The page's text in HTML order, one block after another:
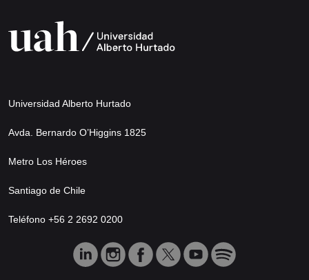
Universidad Alberto Hurtado
Avda. Bernardo O’Higgins 1825
Metro Los Héroes
Santiago de Chile
Teléfono +56 2 2692 0200